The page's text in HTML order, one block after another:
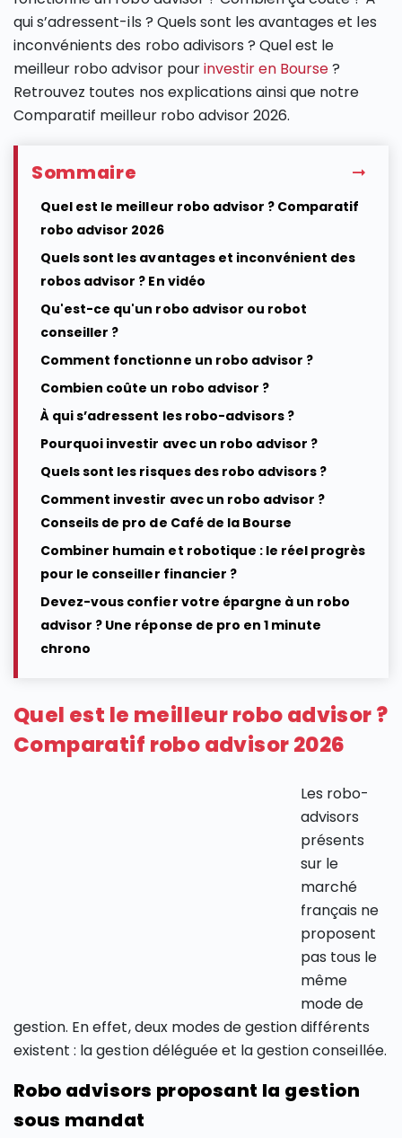
qui s’adressent-ils ? Quels sont les avantages et les
inconvénients des robo adivisors ? Quel est le
meilleur robo advisor pourinvestir en Bourse?
Retrouvez toutes nos explications ainsi que notre
Comparatif meilleur robo advisor 2026.
Sommaire
Quel est le meilleur robo advisor ? Comparatif
robo advisor 2026
Quels sont les avantages et inconvénient des
robos advisor ? En vidéo
Qu'est-ce qu'un robo advisor ou robot
conseiller ?
Comment fonctionne un robo advisor ?
Combien coûte un robo advisor ?
À qui s’adressent les robo-advisors ?
Pourquoi investir avec un robo advisor ?
Quels sont les risques des robo advisors ?
Comment investir avec un robo advisor ?
Conseils de pro de Café de la Bourse
Combiner humain et robotique : le réel progrès
pour le conseiller financier ?
Devez-vous confier votre épargne à un robo
advisor ? Une réponse de pro en 1 minute
chrono
Quel est le meilleur robo advisor ?
Comparatif robo advisor 2026
Les robo-
advisors
présents
sur le
marché
français ne
proposent
pas tous le
même
mode de
gestion. En effet, deux modes de gestion différents
existent : la gestion déléguée et la gestion conseillée.
Robo advisors proposant la gestion
sous mandat